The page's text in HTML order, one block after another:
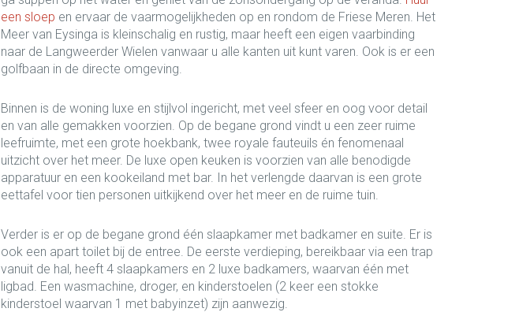
een sloep en ervaar de vaarmogelijkheden op en rondom de Friese Meren. Het
Meer van Eysinga is kleinschalig en rustig, maar heeft een eigen vaarbinding
naar de Langweerder Wielen vanwaar u alle kanten uit kunt varen. Ook is er een
golfbaan in de directe omgeving.
Binnen is de woning luxe en stijlvol ingericht, met veel sfeer en oog voor detail
en van alle gemakken voorzien. Op de begane grond vindt u een zeer ruime
leefruimte, met een grote hoekbank, twee royale fauteuils én fenomenaal
uitzicht over het meer. De luxe open keuken is voorzien van alle benodigde
apparatuur en een kookeiland met bar. In het verlengde daarvan is een grote
eettafel voor tien personen uitkijkend over het meer en de ruime tuin.
Verder is er op de begane grond één slaapkamer met badkamer en suite. Er is
ook een apart toilet bij de entree. De eerste verdieping, bereikbaar via een trap
vanuit de hal, heeft 4 slaapkamers en 2 luxe badkamers, waarvan één met
ligbad. Een wasmachine, droger, en kinderstoelen (2 keer een stokke
kinderstoel waarvan 1 met babyinzet) zijn aanwezig.